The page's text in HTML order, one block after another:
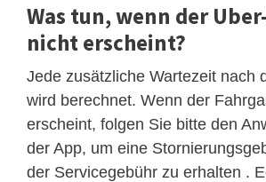
Was tun, wenn der
nicht erscheint?
Jede zusätzliche Wartezeit nach
wird berechnet. Wenn der
erscheint, folgen Sie bitte den
der App, um eine
der Servicegebühr zu erhalten .